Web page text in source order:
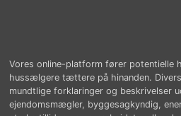
Vores online-platform fører potentielle
hussælgere tættere på hinanden.
mundtlige forklaringer og beskrivelser
ejendomsmægler, byggesagkyndig,